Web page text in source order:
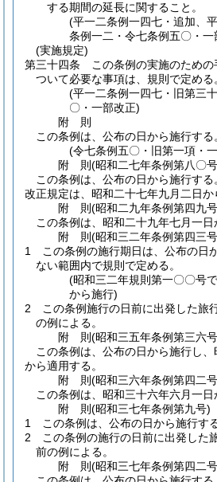
する期間の延長に関すること。
(平一二条例一四七・追加、
条例一二・令七条例五〇・一
(実施規定)
第三十四条
この条例の実施のため
ついて必要な事項は、規則で定める
(平一二条例一四七・旧第三
〇・一部改正)
附 則
この条例は、公布の日から施行する
(令七条例五〇・旧第一項・
附 則(昭和二七年条例第八〇
この条例は、公布の日から施行する
改正規定は、昭和二十七年九月二日か
附 則(昭和二九年条例第四九
この条例は、昭和二十九年七月一日
附 則(昭和三二年条例第四三
1
この条例の施行期日は、公布の日
ない範囲内で規則で定める。
(昭和三二年規則第一〇〇号
から施行)
2
この条例施行の日前に出発した旅
の例による。
附 則(昭和三五年条例第三六
この条例は、公布の日から施行し
から適用する。
附 則(昭和三六年条例第四二
この条例は、昭和三十六年六月一日
附 則(昭和三七年条例第九号)
1
この条例は、公布の日から施行する
2
この条例の施行の日前に出発した
前の例による。
附 則(昭和三七年条例第四二